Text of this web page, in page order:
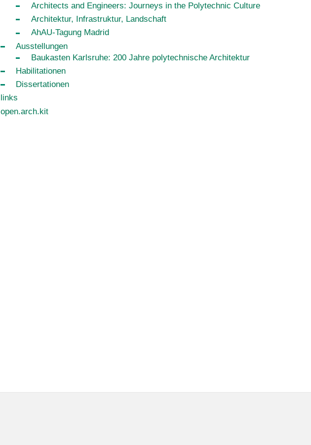
Architects and Engineers: Journeys in the Polytechnic Culture
Architektur, Infrastruktur, Landschaft
AhAU-Tagung Madrid
Ausstellungen
Baukasten Karlsruhe: 200 Jahre polytechnische Architektur
Habilitationen
Dissertationen
links
open.arch.kit